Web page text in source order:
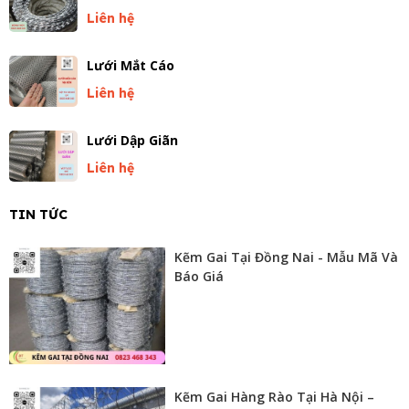
Gồm 6 lớp: 1 lớp phin bảo vệ, lớp nhôm màu, lớp keo cao
phân tử ( 2 lớp), lớp lõi nhựa, lớp nhôm mặt đáy.
nhôm, silicon chống thấm, tấm lót cách nhiệt… giúp đảm bảo
độ kín khít, chắc chắn và tính thẩm mỹ cho toàn bộ hệ mái.
Ưu Điểm Của Mái Sảnh Alu:
vân gỗ, vân đá, kim loại… dễ phối hợp với phong cách
kiến trúc tổng thể, tạo điểm nhấn sang trọng cho mặt tiền
công trình.
gạch, giúp giảm tải trọng cho kết cấu công trình, thuận
Độ bền cao: Khả năng chống ăn mòn, chống oxy hóa tốt,
không bị ảnh hưởng bởi thời tiết khắc nghiệt như nắng
nóng, mưa axit… Tuổi thọ trung bình từ 10–20 năm.
Cách nhiệt và cách âm tốt: Lớp lõi nhựa PE giúp hạn chế
truyền nhiệt, giữ cho khu vực sảnh mát mẻ và giảm tiếng
ồn từ bên ngoài.
nhiều, không cần sơn lại hay xử lý chống thấm thường
Liên hệ
Lưới Mắt Cáo
Liên hệ
Lưới Dập Giãn
Liên hệ
TIN TỨC
Kẽm Gai Tại Đồng Nai - Mẫu Mã Và
Báo Giá
Kẽm Gai Hàng Rào Tại Hà Nội –